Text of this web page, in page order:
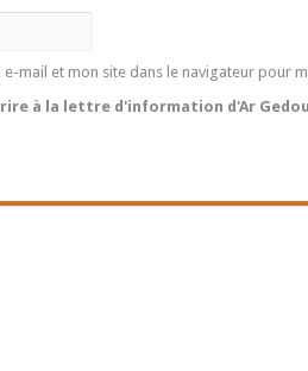
mail et mon site dans le navigateur pour
à la lettre d'information d'Ar